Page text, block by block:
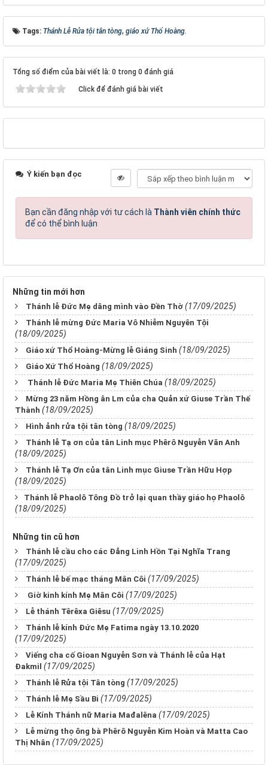
Tags: Thánh Lễ Rửa tội tân tòng, giáo xứ Thổ Hoàng.
Tổng số điểm của bài viết là: 0 trong 0 đánh giá
Click để đánh giá bài viết
Ý kiến bạn đọc
Bạn cần đăng nhập với tư cách là Thành viên chính thức
để có thể bình luận
Những tin mới hơn
Thánh lễ Đức Mẹ dâng mình vào Đền Thờ (17/09/2025)
Thánh lễ mừng Đức Maria Vô Nhiễm Nguyên Tội
(18/09/2025)
Giáo xứ Thổ Hoàng-Mừng lễ Giáng Sinh (18/09/2025)
Giáo Xứ Thổ Hoàng (18/09/2025)
Thánh lễ Đức Maria Mẹ Thiên Chúa (18/09/2025)
Mừng 23 năm Hồng ân Lm của cha Quản xứ Giuse Trần Thế
Thành (18/09/2025)
Hình ảnh rửa tội tân tòng (18/09/2025)
Thánh lễ Tạ ơn của tân Linh mục Phêrô Nguyễn Văn Anh
(18/09/2025)
Thánh lễ Tạ Ơn của tân Linh mục Giuse Trần Hữu Hợp
(18/09/2025)
​​​​​​​Thánh lễ Phaolô Tông Đồ trở lại quan thầy giáo họ Phaolô
(18/09/2025)
Những tin cũ hơn
Thánh lễ cầu cho các Đẳng Linh Hồn Tại Nghĩa Trang
(17/09/2025)
Thánh lễ bế mạc tháng Mân Côi (17/09/2025)
Giờ kinh kính Mẹ Mân Côi (17/09/2025)
Lễ thánh Têrêxa Giêsu (17/09/2025)
Thánh lễ kính Đức Mẹ Fatima ngày 13.10.2020
(17/09/2025)
Viếng cha cố Gioan Nguyễn Sơn và Thánh lễ của Hạt
Đakmil (17/09/2025)
Thánh lễ Rửa tội Tân tòng (17/09/2025)
Thánh lễ Mẹ Sầu Bi (17/09/2025)
Lễ Kính Thánh nữ Maria Mađalêna (17/09/2025)
Lễ mừng thọ ông bà Phêrô Nguyễn Kim Hoàn và Matta Cao
Thị Nhân (17/09/2025)